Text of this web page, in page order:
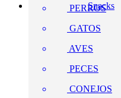
Snacks
PERROS
GATOS
AVES
PECES
CONEJOS